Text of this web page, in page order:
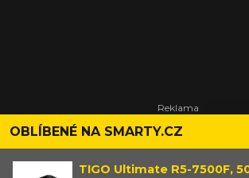
OBLÍBENÉ NA SMARTY.CZ
TIGO Ultimate R5-7500F,